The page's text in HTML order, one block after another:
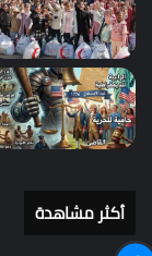
أكثر مشاهدة